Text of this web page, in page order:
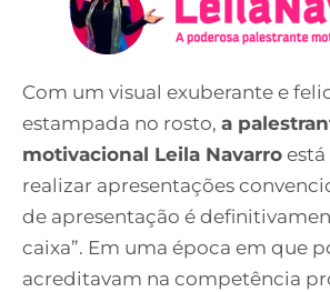
Com um visual exuberante e
estampada no rosto, a
motivacional Leila Navarro
realizar apresentações
de apresentação é
caixa”. Em uma época em que
acreditavam na competência